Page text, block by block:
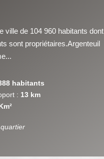
ville de 104 960 habitants dont
sont propriétaires.Argenteuil
habitants
: 13 km